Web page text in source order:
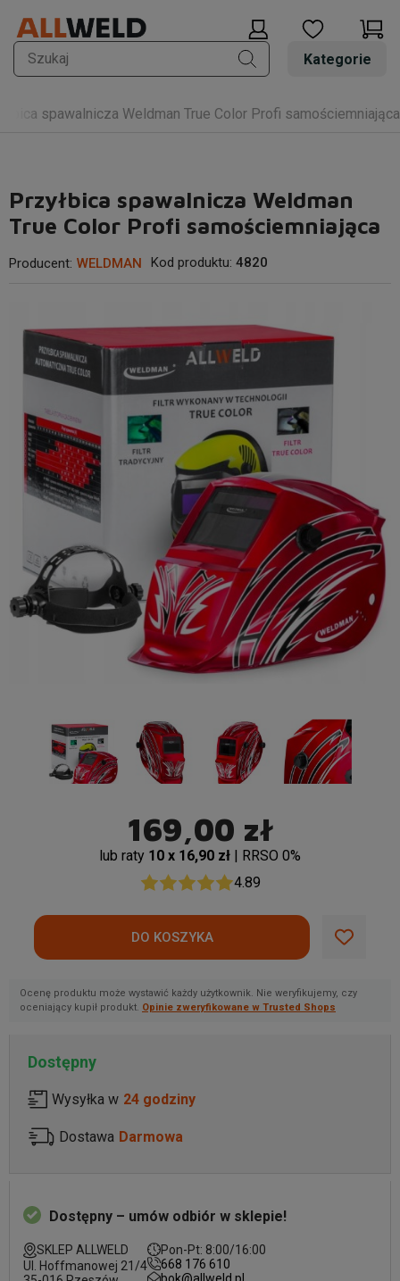
Kategorie
spawalnicza Weldman True Color Profi samościemniająca
Przyłbica spawalnicza Weldman
True Color Profi samościemniająca
Producent: WELDMAN Kod produktu: 4820
169,00 zł
lub raty 10 x 16,90 zł | RRSO 0%
4.89
Ocenę produktu może wystawić każdy użytkownik. Nie weryfikujemy, czy
oceniający kupił produkt. Opinie zweryfikowane w Trusted Shops
Dostępny
Wysyłka w 24 godziny
Dostawa Darmowa
Dostępny – umów odbiór w sklepie!
SKLEP ALLWELD
Ul. Hoffmanowej 21/4
Pon-Pt: 8:00/16:00
668 176 610